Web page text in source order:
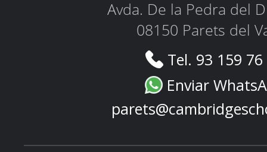
Avda. De la Pedra del
08150 Parets del
Tel. 93 159
Enviar